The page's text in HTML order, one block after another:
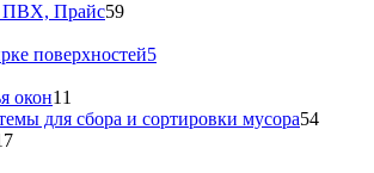
Прайс59
поверхностей5
окон11
для сбора и сортировки мусора54